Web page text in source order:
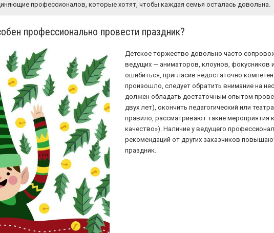
профессионалов, которые хотят, чтобы каждая семья осталась довольна.
профессионально провести праздник?
Детское торжество довольно часто
ведущих — аниматоров, клоунов, фокусников
ошибиться, пригласив недостаточно
произошло, следует обратить внимание на
должен обладать достаточным опытом
двух лет), окончить педагогический или
правило, рассматривают такие мероприятия
качество»). Наличие у ведущего
рекомендаций от других заказчиков
праздник.